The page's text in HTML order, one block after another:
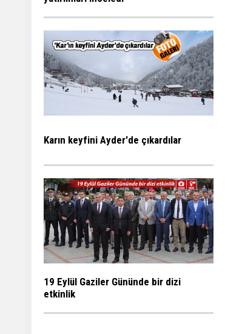
Karın keyfini Ayder'de çıkardılar
19 Eylül Gaziler Gününde bir dizi
etkinlik